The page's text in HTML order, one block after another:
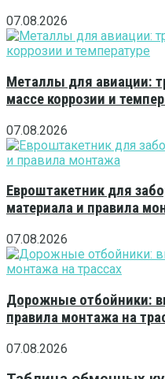
07.08.2026
Металлы для авиации:
массе коррозии и
07.08.2026
Евроштакетник для
материала и правила
07.08.2026
Дорожные отбойники:
правила монтажа на
07.08.2026